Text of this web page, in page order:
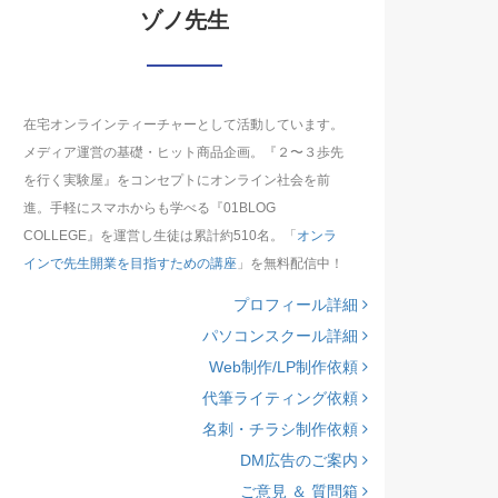
ゾノ先生
在宅オンラインティーチャーとして活動しています。
メディア運営の基礎・ヒット商品企画。『２〜３歩先
を行く実験屋』をコンセプトにオンライン社会を前
進。手軽にスマホからも学べる『01BLOG
COLLEGE』を運営し生徒は累計約510名。「 オンラ
インで先生開業を目指すための講座 」を無料配信中！
プロフィール詳細
パソコンスクール詳細
Web制作/LP制作依頼
代筆ライティング依頼
名刺・チラシ制作依頼
DM広告のご案内
ご意見 ＆ 質問箱